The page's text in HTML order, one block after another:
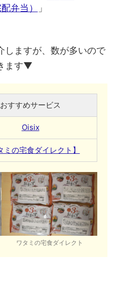
弁当）
」
しますが、数が多いので
ます▼
おすすめサービス
Oisix
ミの宅食ダイレクト】
ワタミの宅食ダイレクト